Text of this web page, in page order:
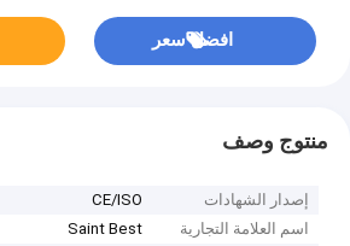
افضل سعر
منتوج وصف
إصدار الشهادات
CE/ISO
اسم العلامة التجارية
Saint Best